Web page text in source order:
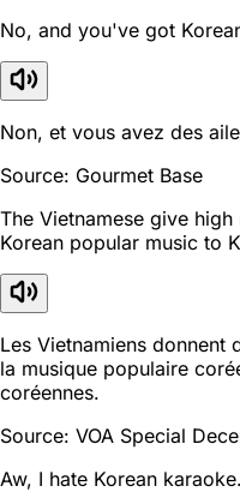
No, and you've got
Non, et vous avez des
Source: Gourmet Base
The Vietnamese give
Korean popular music to
Les Vietnamiens
la musique populaire
coréennes.
Source: VOA Special
Aw, I hate Korean